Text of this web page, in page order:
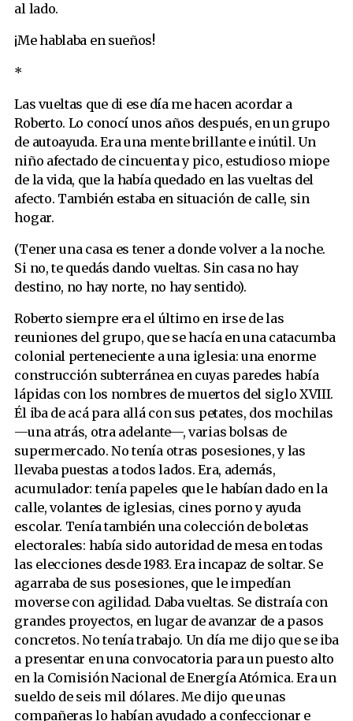
al lado.
¡Me hablaba en sueños!
*
Las vueltas que di ese día me hacen acordar a
Roberto. Lo conocí unos años después, en un grupo
de autoayuda. Era una mente brillante e inútil. Un
niño afectado de cincuenta y pico, estudioso miope
de la vida, que la había quedado en las vueltas del
afecto. También estaba en situación de calle, sin
hogar.
(Tener una casa es tener a donde volver a la noche.
Si no, te quedás dando vueltas. Sin casa no hay
destino, no hay norte, no hay sentido).
Roberto siempre era el último en irse de las
reuniones del grupo, que se hacía en una catacumba
colonial perteneciente a una iglesia: una enorme
construcción subterránea en cuyas paredes había
lápidas con los nombres de muertos del siglo XVIII.
Él iba de acá para allá con sus petates, dos mochilas
—una atrás, otra adelante—, varias bolsas de
supermercado. No tenía otras posesiones, y las
llevaba puestas a todos lados. Era, además,
acumulador: tenía papeles que le habían dado en la
calle, volantes de iglesias, cines porno y ayuda
escolar. Tenía también una colección de boletas
electorales: había sido autoridad de mesa en todas
las elecciones desde 1983. Era incapaz de soltar. Se
agarraba de sus posesiones, que le impedían
moverse con agilidad. Daba vueltas. Se distraía con
grandes proyectos, en lugar de avanzar de a pasos
concretos. No tenía trabajo. Un día me dijo que se iba
a presentar en una convocatoria para un puesto alto
en la Comisión Nacional de Energía Atómica. Era un
sueldo de seis mil dólares. Me dijo que unas
compañeras lo habían ayudado a confeccionar e